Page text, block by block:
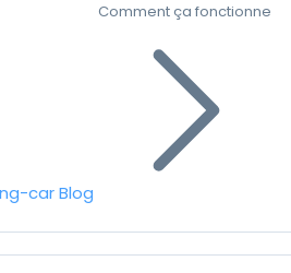
carBlog
Comment ça fonctionne